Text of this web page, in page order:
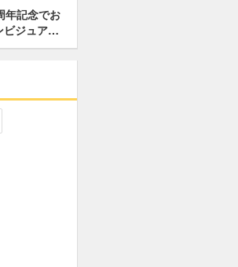
年記念でお
ビジュア…